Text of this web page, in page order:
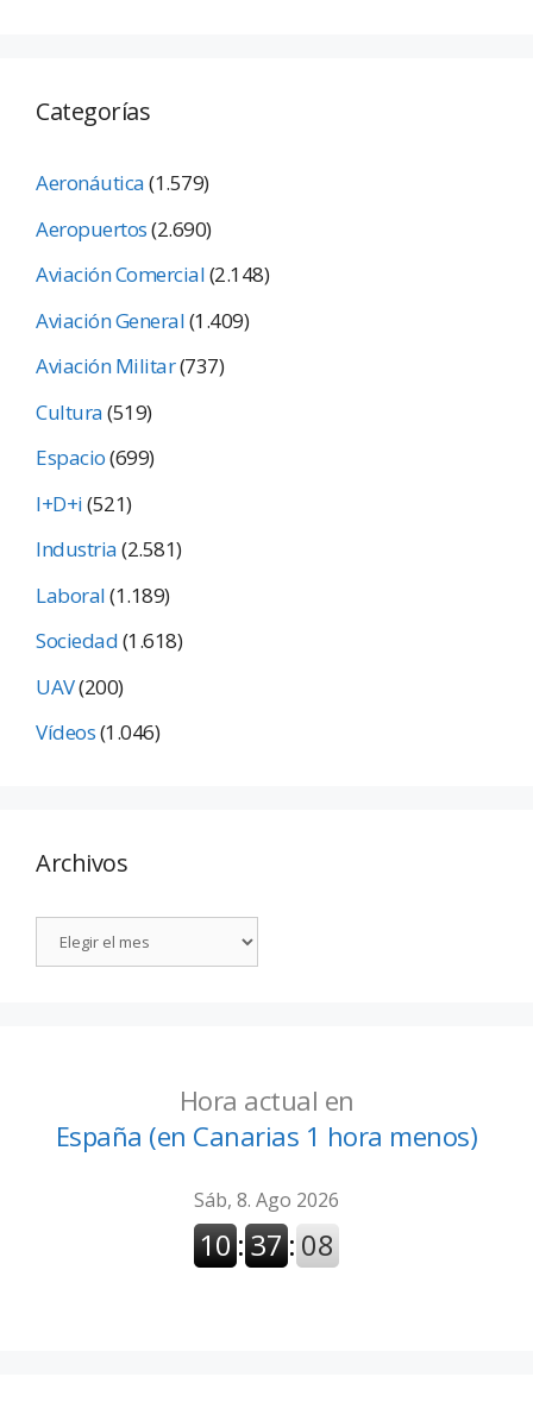
Categorías
Aeronáutica(1.579)
Aeropuertos(2.690)
Aviación Comercial(2.148)
Aviación General(1.409)
Aviación Militar(737)
Cultura(519)
Espacio(699)
I+D+i(521)
Industria(2.581)
Laboral(1.189)
Sociedad(1.618)
UAV(200)
Vídeos(1.046)
Archivos
Hora actual en
España (en Canarias 1 hora menos)